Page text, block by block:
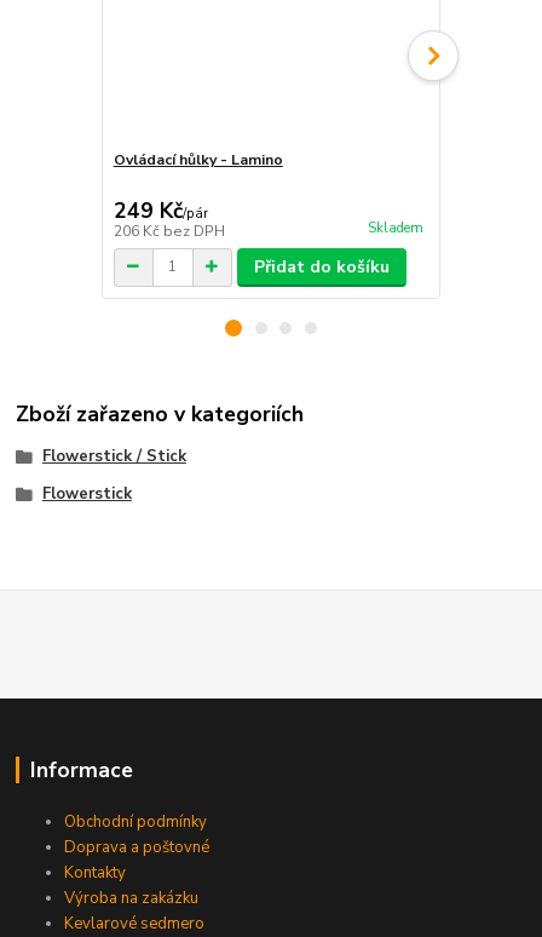
Ovládací hůlky - Lamino
249 Kč/pár
206 Kč bez DPH Skladem
Přidat do košíku
Zboží zařazeno v kategoriích
Flowerstick / Stick
Flowerstick
Informace
Obchodní podmínky
Doprava a poštovné
Kontakty
Výroba na zakázku
Kevlarové sedmero